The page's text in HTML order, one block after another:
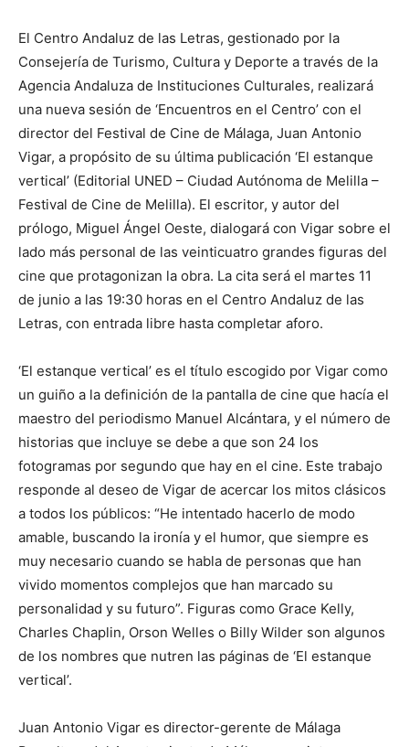
El Centro Andaluz de las Letras, gestionado por la
Consejería de Turismo, Cultura y Deporte a través de la
Agencia Andaluza de Instituciones Culturales, realizará
una nueva sesión de ‘Encuentros en el Centro’ con el
director del Festival de Cine de Málaga, Juan Antonio
Vigar, a propósito de su última publicación ‘El estanque
vertical’ (Editorial UNED – Ciudad Autónoma de Melilla –
Festival de Cine de Melilla). El escritor, y autor del
prólogo, Miguel Ángel Oeste, dialogará con Vigar sobre el
lado más personal de las veinticuatro grandes figuras del
cine que protagonizan la obra. La cita será el martes 11
de junio a las 19:30 horas en el Centro Andaluz de las
Letras, con entrada libre hasta completar aforo.
‘El estanque vertical’ es el título escogido por Vigar como
un guiño a la definición de la pantalla de cine que hacía el
maestro del periodismo Manuel Alcántara, y el número de
historias que incluye se debe a que son 24 los
fotogramas por segundo que hay en el cine. Este trabajo
responde al deseo de Vigar de acercar los mitos clásicos
a todos los públicos: “He intentado hacerlo de modo
amable, buscando la ironía y el humor, que siempre es
muy necesario cuando se habla de personas que han
vivido momentos complejos que han marcado su
personalidad y su futuro”. Figuras como Grace Kelly,
Charles Chaplin, Orson Welles o Billy Wilder son algunos
de los nombres que nutren las páginas de ‘El estanque
vertical’.
Juan Antonio Vigar es director-gerente de Málaga